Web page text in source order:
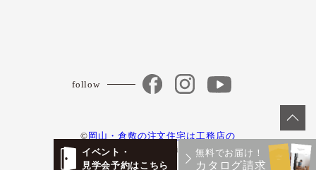
イベント・
見学会予約はこちら
無料でお届け！
カタログ請求
follow
© 岡山・倉敷の注文住宅は工務店の
ハウジング山忠
. All right reserveds